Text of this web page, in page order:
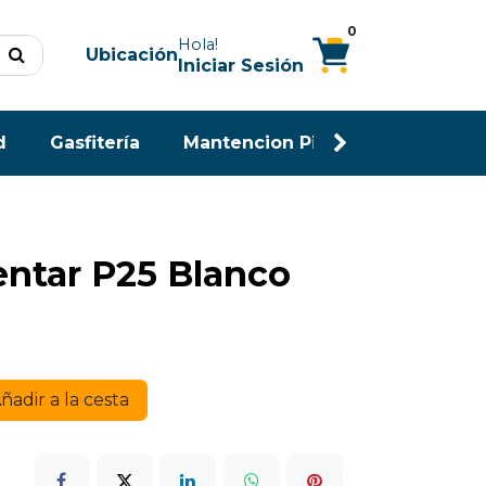
UbicaciónHola!
Iniciar Sesión
0
Gasfitería Mantencion Piscina
P25 Blanco
a la cesta